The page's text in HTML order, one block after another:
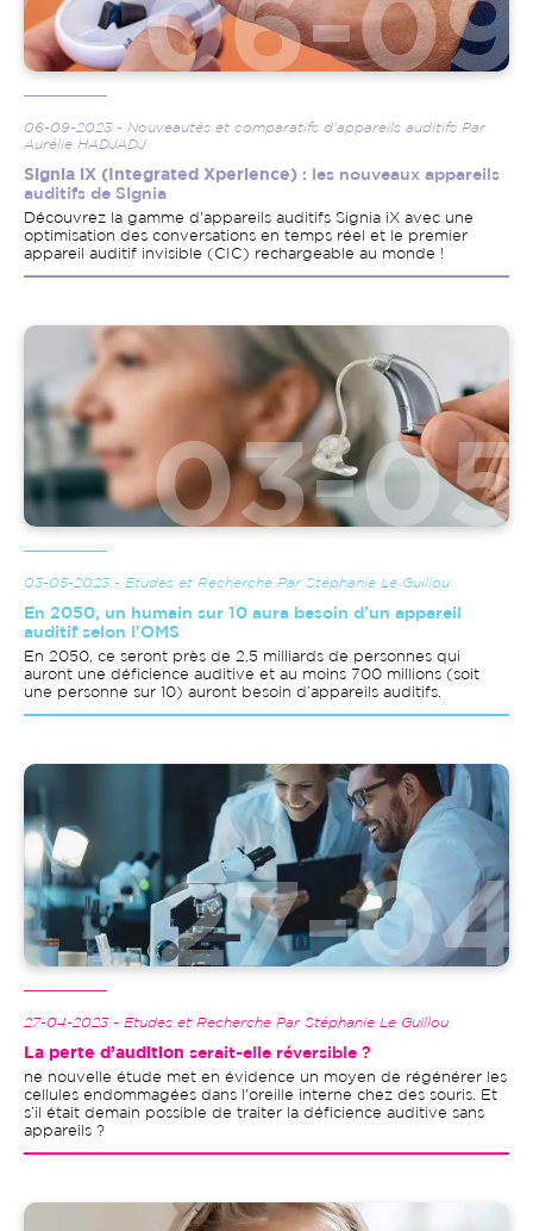
06-09-2023 - Nouveautés et comparatifs d'appareils auditifs Par
Aurélie HADJADJ
Signia iX (Integrated Xperience) : les nouveaux appareils
auditifs de SIgnia
Découvrez la gamme d'appareils auditifs Signia iX avec une
optimisation des conversations en temps réel et le premier
appareil auditif invisible (CIC) rechargeable au monde !
Image
03-05-2023 - Etudes et Recherche Par Stéphanie Le Guillou
En 2050, un humain sur 10 aura besoin d’un appareil
auditif selon l'OMS
En 2050, ce seront près de 2,5 milliards de personnes qui
auront une déficience auditive et au moins 700 millions (soit
une personne sur 10) auront besoin d’appareils auditifs.
Image
27-04-2023 - Etudes et Recherche Par Stéphanie Le Guillou
La perte d’audition serait-elle réversible ?
ne nouvelle étude met en évidence un moyen de régénérer les
cellules endommagées dans l'oreille interne chez des souris. Et
s’il était demain possible de traiter la déficience auditive sans
appareils ?
Image